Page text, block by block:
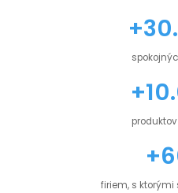
firiem, s